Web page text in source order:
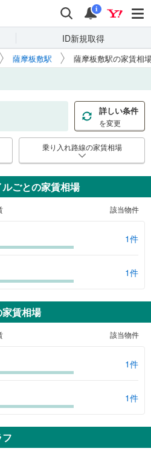
検索 通知
i
ID新規取得
薩摩板敷駅 薩摩板敷駅の家賃相
詳しい条件
を変更
乗り入れ路線の家賃相場
ごとの家賃相場
該当物件
1件
1件
賃相場
該当物件
1件
1件